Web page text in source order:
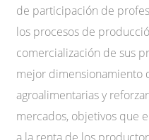
de participación de
los procesos de
comercialización de sus
mejor dimensionamiento
agroalimentarias y
mercados, objetivos que